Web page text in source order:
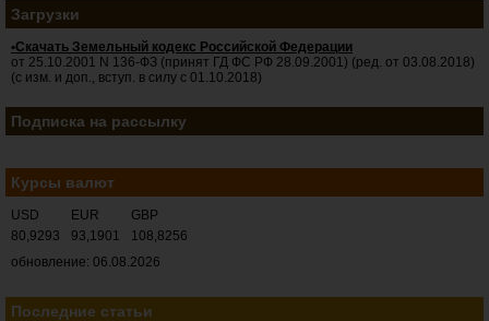
Загрузки
•Скачать Земельный кодекс Российской Федерации
от 25.10.2001 N 136-ФЗ (принят ГД ФС РФ 28.09.2001) (ред. от 03.08.2018)
(с изм. и доп., вступ. в силу с 01.10.2018)
Подписка на рассылку
Курсы валют
USD EUR
GBP
80,9293
93,1901
108,8256
обновление: 06.08.2026
Последние статьи